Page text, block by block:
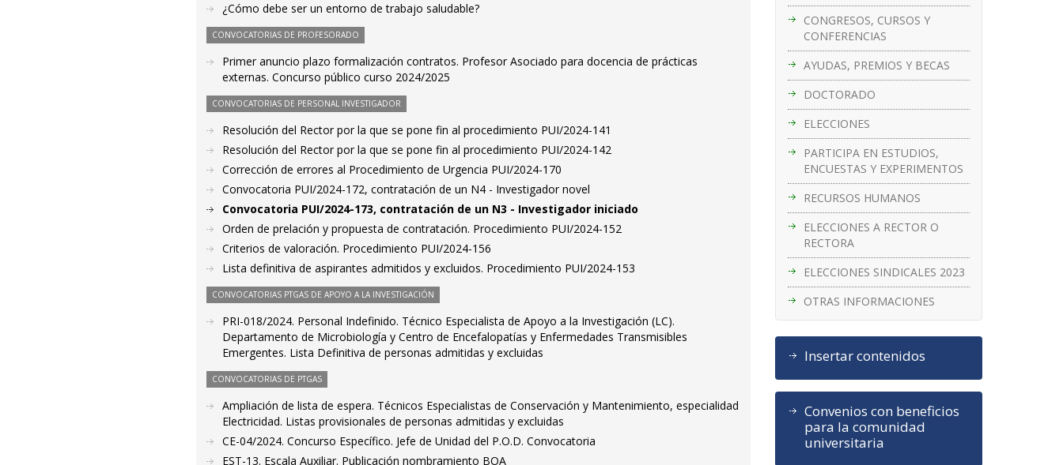
CONGRESOS, CURSOS Y
CONFERENCIAS
AYUDAS, PREMIOS Y BECAS
DOCTORADO
ELECCIONES
PARTICIPA EN ESTUDIOS,
ENCUESTAS Y EXPERIMENTOS
RECURSOS HUMANOS
ELECCIONES A RECTOR O
RECTORA
ELECCIONES SINDICALES 2023
OTRAS INFORMACIONES
Insertar contenidos
Convenios con beneficios
para la comunidad
universitaria
¿Cómo debe ser un entorno de trabajo saludable?
CONVOCATORIAS DE PROFESORADO
Primer anuncio plazo formalización contratos. Profesor Asociado para docencia de prácticas
externas. Concurso público curso 2024/2025
CONVOCATORIAS DE PERSONAL INVESTIGADOR
Resolución del Rector por la que se pone fin al procedimiento PUI/2024-141
Resolución del Rector por la que se pone fin al procedimiento PUI/2024-142
Corrección de errores al Procedimiento de Urgencia PUI/2024-170
Convocatoria PUI/2024-172, contratación de un N4 - Investigador novel
Convocatoria PUI/2024-173, contratación de un N3 - Investigador iniciado
Orden de prelación y propuesta de contratación. Procedimiento PUI/2024-152
Criterios de valoración. Procedimiento PUI/2024-156
Lista definitiva de aspirantes admitidos y excluidos. Procedimiento PUI/2024-153
CONVOCATORIAS PTGAS DE APOYO A LA INVESTIGACIÓN
PRI-018/2024. Personal Indefinido. Técnico Especialista de Apoyo a la Investigación (LC).
Departamento de Microbiología y Centro de Encefalopatías y Enfermedades Transmisibles
Emergentes. Lista Definitiva de personas admitidas y excluidas
CONVOCATORIAS DE PTGAS
Ampliación de lista de espera. Técnicos Especialistas de Conservación y Mantenimiento, especialidad
Electricidad. Listas provisionales de personas admitidas y excluidas
CE-04/2024. Concurso Específico. Jefe de Unidad del P.O.D. Convocatoria
EST-13. Escala Auxiliar. Publicación nombramiento BOA